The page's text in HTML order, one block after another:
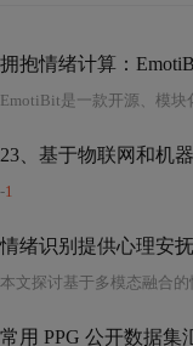
拥抱情绪计算：
EmotiBit是一款开源、模块
23、基于物联网和机
-1
情绪识别提供心理安
本文探讨基于多模态融合
常用 PPG 公开数据集